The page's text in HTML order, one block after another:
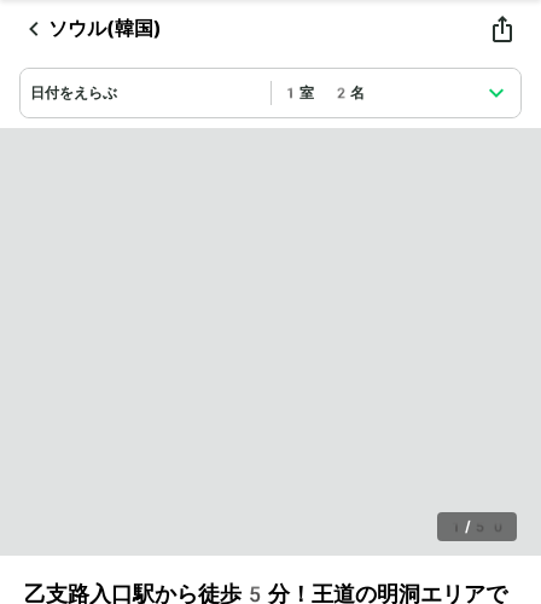
ソウル(韓国)
日付をえらぶ 1室 2名
1 / 50
乙支路入口駅から徒歩5分！王道の明洞エリアで